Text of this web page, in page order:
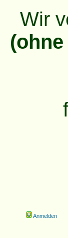
Wir
Anmelden